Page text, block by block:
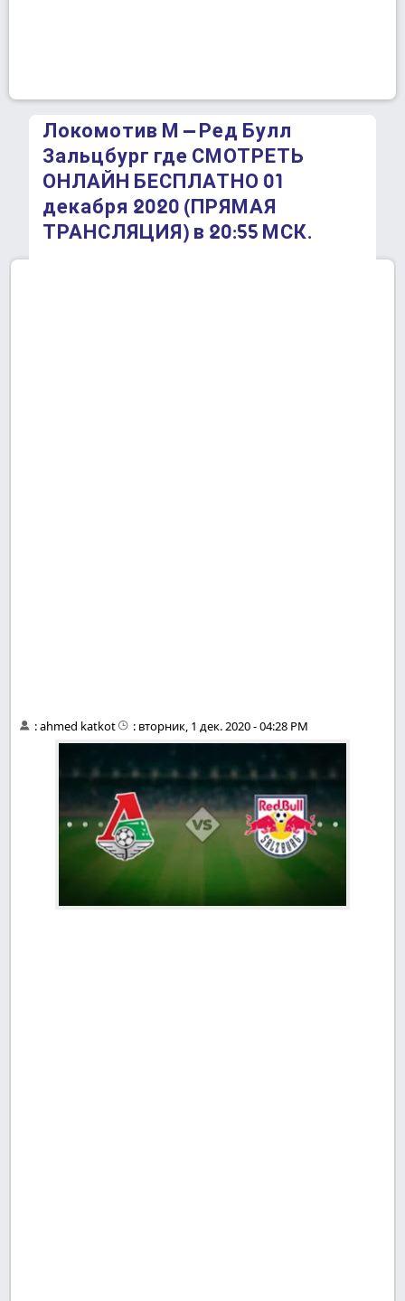
Локомотив М – Ред Булл
Зальцбург где СМОТРЕТЬ
ОНЛАЙН БЕСПЛАТНО 01
декабря 2020 (ПРЯМАЯ
ТРАНСЛЯЦИЯ) в 20:55 МСК.
:ahmed katkot : вторник, 1 дек. 2020 - 04:28 PM